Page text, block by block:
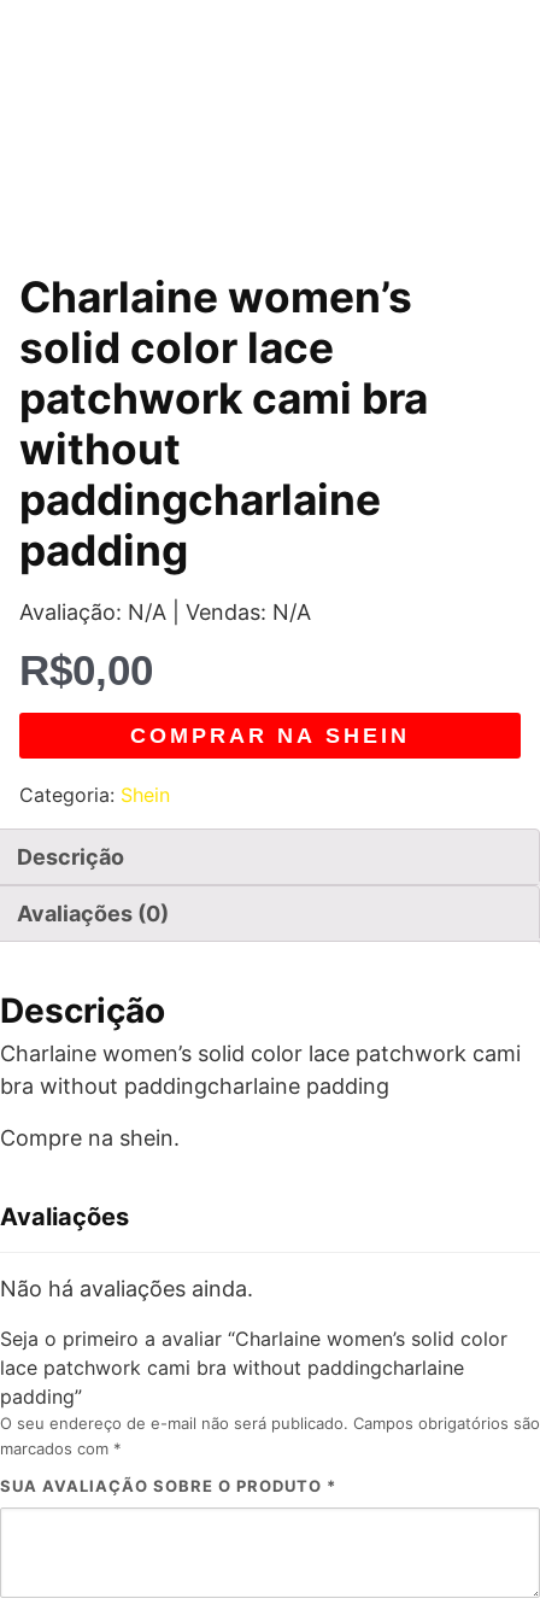
Charlaine women’s
solid color lace
patchwork cami bra
without
paddingcharlaine
padding
Avaliação: N/A | Vendas: N/A
R$0,00
COMPRAR NA SHEIN
Categoria: Shein
Descrição
Avaliações (0)
Descrição
Charlaine women’s solid color lace patchwork cami
bra without paddingcharlaine padding
Compre na shein.
Avaliações
Não há avaliações ainda.
Seja o primeiro a avaliar “Charlaine women’s solid color
lace patchwork cami bra without paddingcharlaine
padding”
O seu endereço de e-mail não será publicado. Campos obrigatórios são
marcados com *
SUA AVALIAÇÃO SOBRE O PRODUTO *